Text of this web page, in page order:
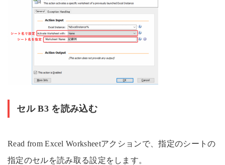
セル B3 を読み込む
Read from Excel Worksheetアクションで、指定のシートの
指定のセルを読み取る設定をします。